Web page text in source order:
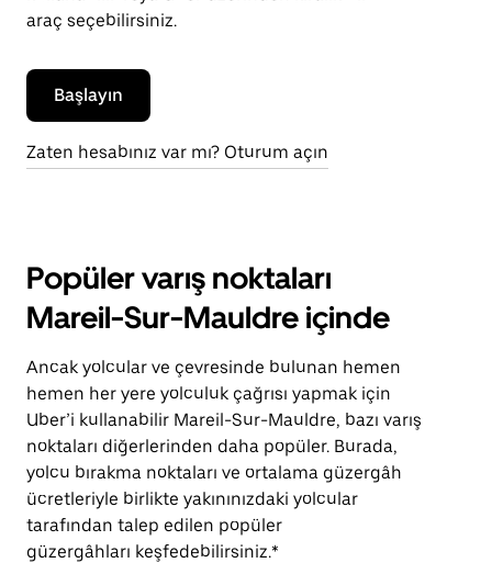
araç seçebilirsiniz.
Başlayın
Zaten hesabınız var mı? Oturum açın
Popüler varış noktaları
Mareil-Sur-Mauldre içinde
Ancak yolcular ve çevresinde bulunan hemen
hemen her yere yolculuk çağrısı yapmak için
Uber’i kullanabilir Mareil-Sur-Mauldre, bazı varış
noktaları diğerlerinden daha popüler. Burada,
yolcu bırakma noktaları ve ortalama güzergâh
ücretleriyle birlikte yakınınızdaki yolcular
tarafından talep edilen popüler
güzergâhları keşfedebilirsiniz.*